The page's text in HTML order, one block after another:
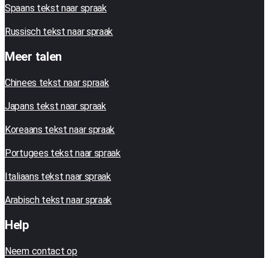
Spaans tekst naar spraak
Russisch tekst naar spraak
Meer talen
Chinees tekst naar spraak
Japans tekst naar spraak
Koreaans tekst naar spraak
Portugees tekst naar spraak
Italiaans tekst naar spraak
Arabisch tekst naar spraak
Help
Neem contact op